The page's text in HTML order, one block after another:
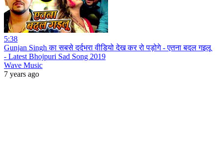
5:38
Gunjan Singh का सबसे दर्दभरा वीडियो देख कर रो पड़ोगे - एतना बदल गइलू
- Latest Bhojpuri Sad Song 2019
Wave Music
7 years ago